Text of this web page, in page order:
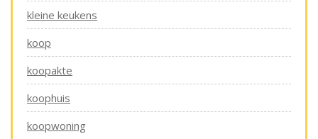
kleine keukens
koop
koopakte
koophuis
koopwoning